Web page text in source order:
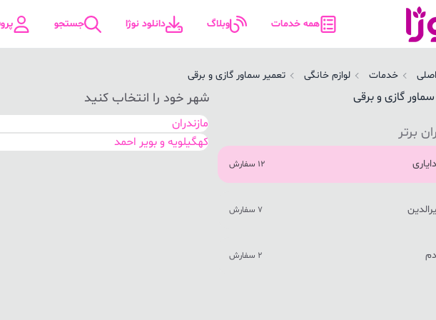
همه خدمات وبلاگ دانلود نوژا جستجو
خدمات لوازم خانگی تعمیر سماور گازی و برقی
برتر
12 سفارش
7 سفارش
2 سفارش
شهر خود را انتخاب کنید
مازندران
کهگیلویه و بویر احمد